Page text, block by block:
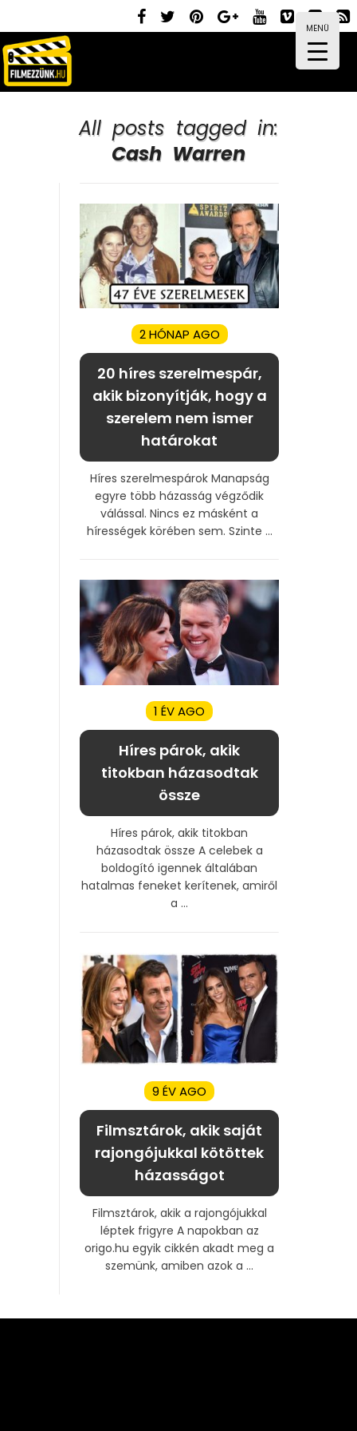
MENÜ
All posts tagged in:
Cash Warren
2 HÓNAP AGO
20 híres szerelmespár,
akik bizonyítják, hogy a
szerelem nem ismer
határokat
Híres szerelmespárok Manapság
egyre több házasság végződik
válással. Nincs ez másként a
hírességek körében sem. Szinte ...
1 ÉV AGO
Híres párok, akik
titokban házasodtak
össze
Híres párok, akik titokban
házasodtak össze A celebek a
boldogító igennek általában
hatalmas feneket kerítenek, amiről
a ...
9 ÉV AGO
Filmsztárok, akik saját
rajongójukkal kötöttek
házasságot
Filmsztárok, akik a rajongójukkal
léptek frigyre A napokban az
origo.hu egyik cikkén akadt meg a
szemünk, amiben azok a ...